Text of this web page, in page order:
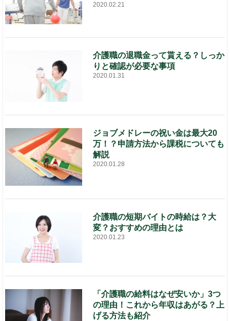
2020.02.21
介護職の退職金って貰える？しっか
りと確認が必要な事項
2020.01.31
ジョブメドレーの祝い金は最大20
万！？申請方法から課税についても
解説
2020.01.28
介護職の短期バイトの時給は？大
変？おすすめの理由とは
2020.01.23
「介護職の給料はなぜ安いか」3つ
の理由！これから年収はあがる？上
げる方法も紹介